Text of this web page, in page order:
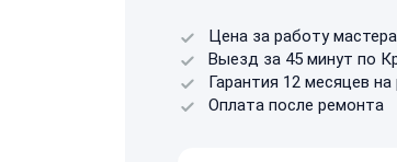
Цена за работу мастера
Выезд за 45 минут по
Гарантия 12 месяцев
Оплата после ремонта